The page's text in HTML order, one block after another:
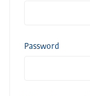
Password